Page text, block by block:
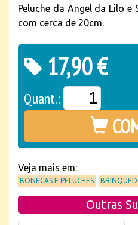
Peluche da Angel da Lilo
com cerca de 20cm.
17,90 €
Quant.:
Veja mais em:
BONECAS E PELUCHES
Outras